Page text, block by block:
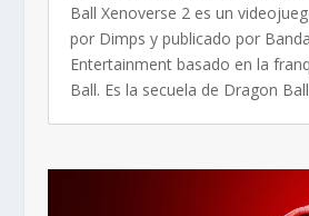
Ball Xenoverse 2 es un
por Dimps y publicado por
Entertainment basado en la
Ball.​​​ Es la secuela de Dragon